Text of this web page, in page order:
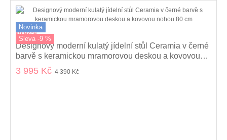
Novinka
Sleva -9 %
kolekce
Designový moderní kulatý jídelní stůl Ceramia v černé
barvě s keramickou mramorovou deskou a kovovou
nohou 80 cm
3 995 Kč 4 390 Kč